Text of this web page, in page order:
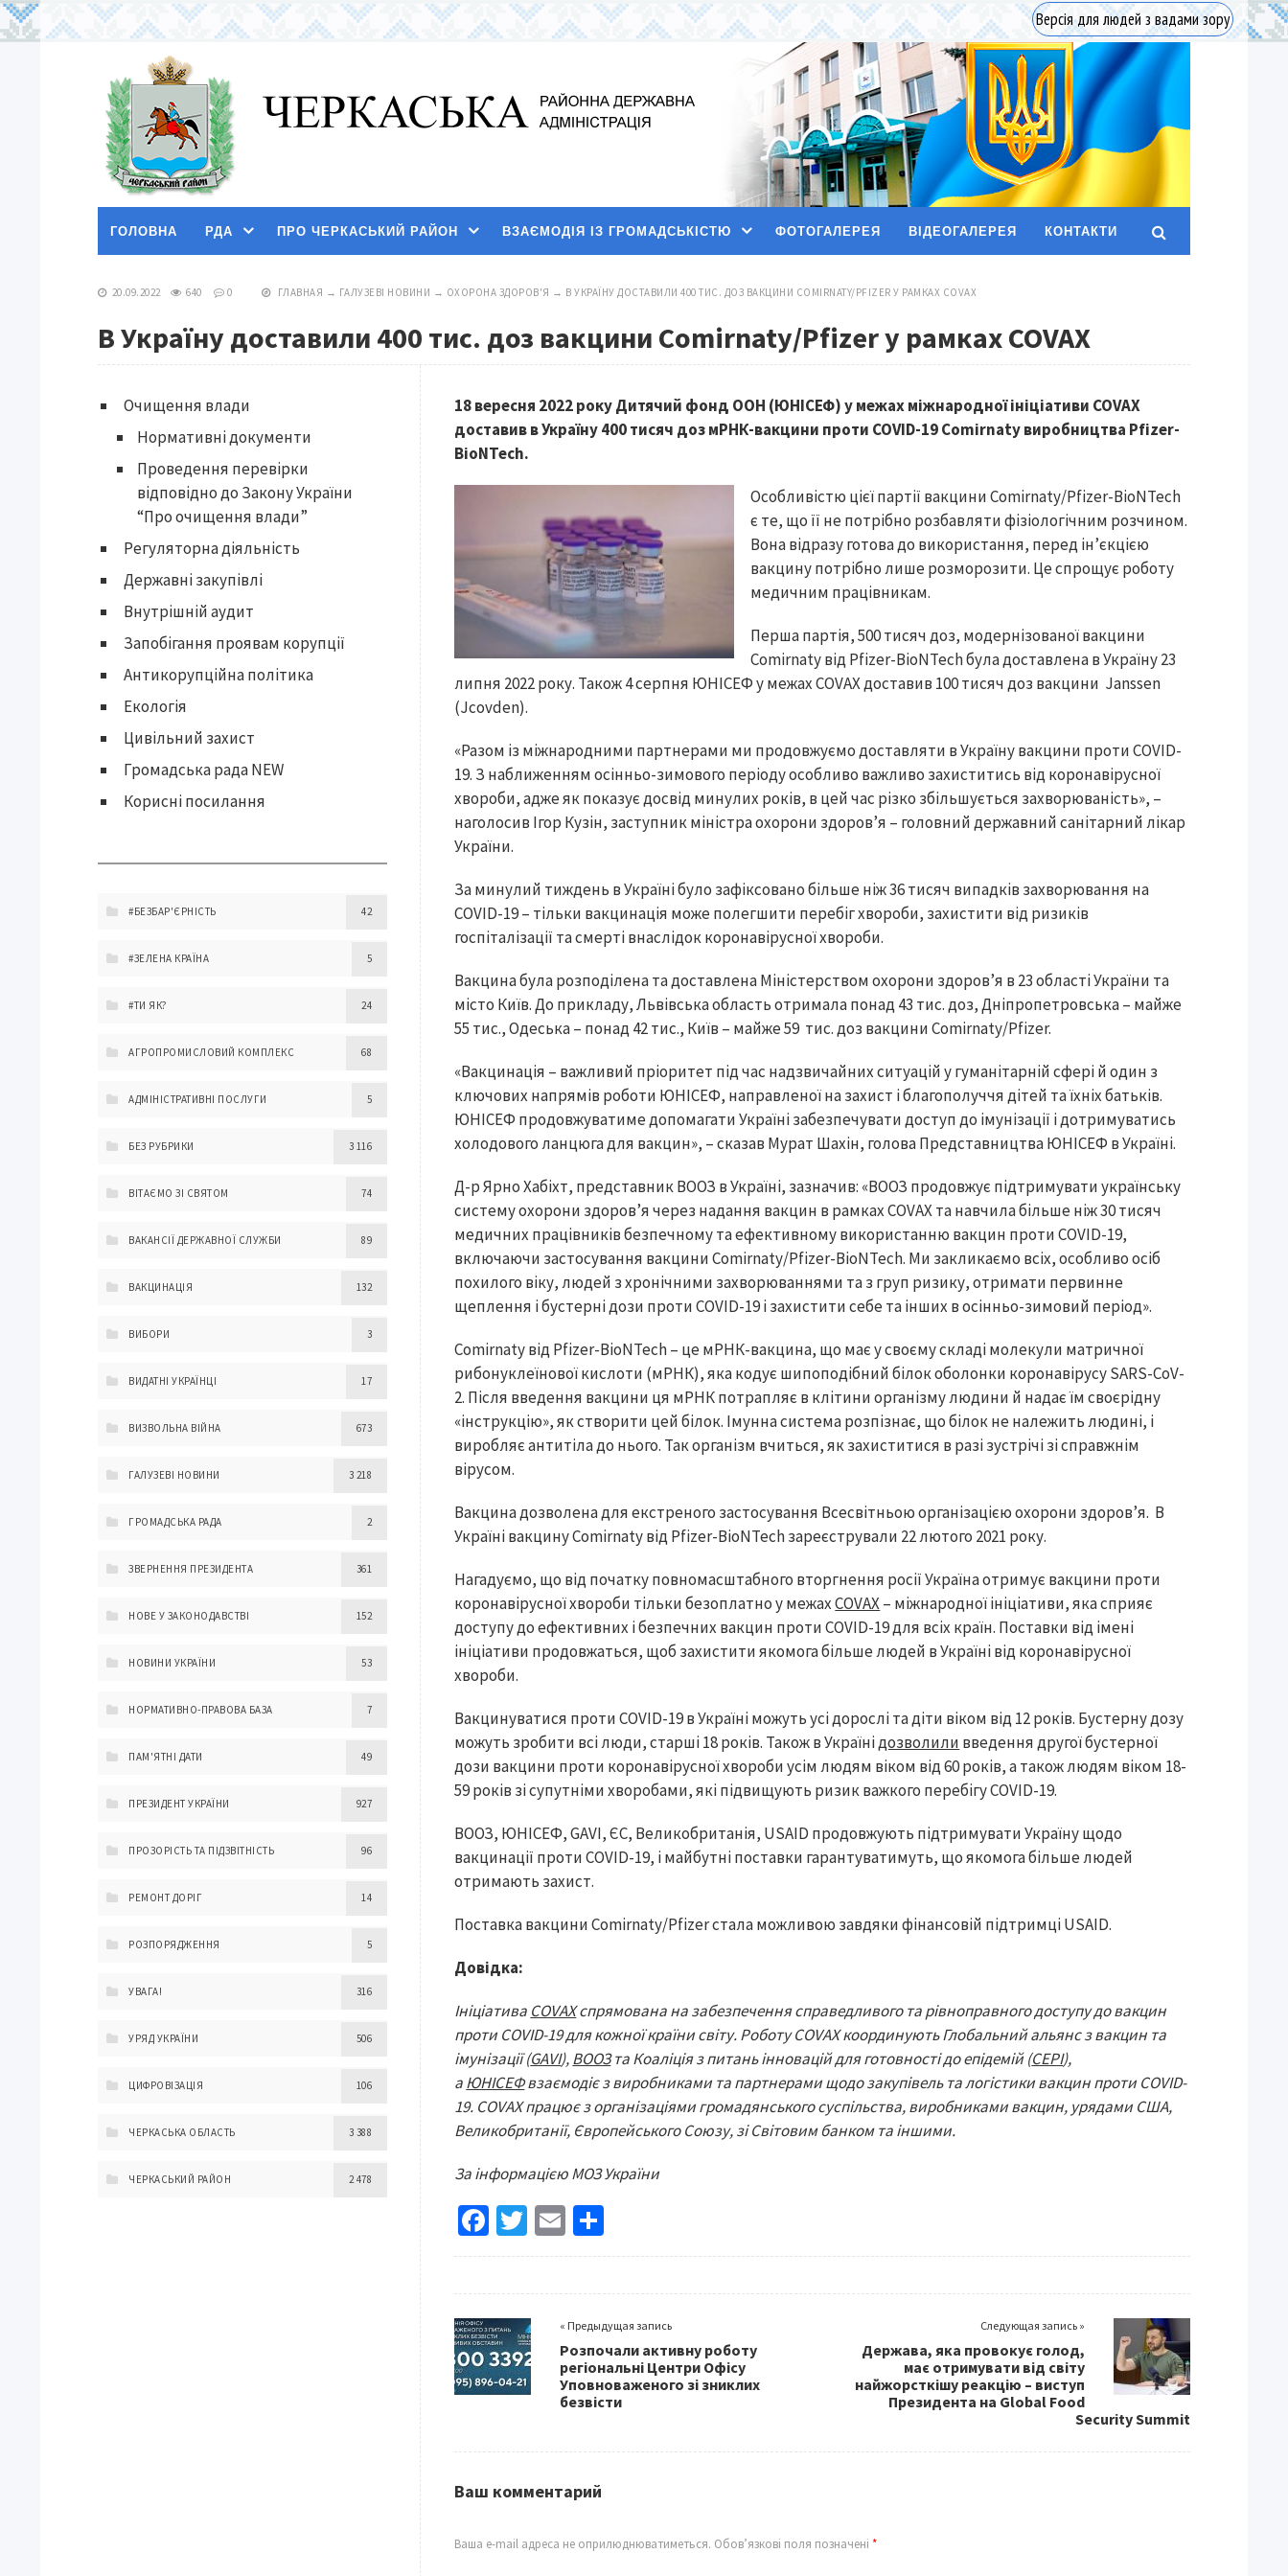
Версія для людей з вадами зору
ГОЛОВНА РДА ПРО ЧЕРКАСЬКИЙ РАЙОН ВЗАЄМОДІЯ ІЗ ГРОМАДСЬКІСТЮ ФОТОГАЛЕРЕЯ ВІДЕОГАЛЕРЕЯ КОНТАКТИ
20.09.2022 640 0 ГЛАВНАЯ → ГАЛУЗЕВІ НОВИНИ → ОХОРОНА ЗДОРОВ'Я → В УКРАЇНУ ДОСТАВИЛИ 400 ТИС. ДОЗ ВАКЦИНИ COMIRNATY/PFIZER У РАМКАХ COVAX
В Україну доставили 400 тис. доз вакцини Comirnaty/Pfizer у рамках COVAX
18 вересня 2022 року Дитячий фонд ООН (ЮНІСЕФ) у межах міжнародної ініціативи COVAX
доставив в Україну 400 тисяч доз мРНК-вакцини проти COVID-19 Comirnaty виробництва Pfizer-
BioNTech.
Особливістю цієї партії вакцини Comirnaty/Pfizer-BioNTech
є те, що її не потрібно розбавляти фізіологічним розчином.
Вона відразу готова до використання, перед ін’єкцією
вакцину потрібно лише розморозити. Це спрощує роботу
медичним працівникам.
Перша партія, 500 тисяч доз, модернізованої вакцини
Comirnaty від Pfizer-BioNTech була доставлена в Україну 23
липня 2022 року. Також 4 серпня ЮНІСЕФ у межах COVAX доставив 100 тисяч доз вакцини Janssen
(Jcovden).
«Разом із міжнародними партнерами ми продовжуємо доставляти в Україну вакцини проти COVID-
19. З наближенням осінньо-зимового періоду особливо важливо захиститись від коронавірусної
хвороби, адже як показує досвід минулих років, в цей час різко збільшується захворюваність», –
наголосив Ігор Кузін, заступник міністра охорони здоров’я – головний державний санітарний лікар
України.
За минулий тиждень в Україні було зафіксовано більше ніж 36 тисяч випадків захворювання на
COVID-19 – тільки вакцинація може полегшити перебіг хвороби, захистити від ризиків
госпіталізації та смерті внаслідок коронавірусної хвороби.
Вакцина була розподілена та доставлена Міністерством охорони здоров’я в 23 області України та
місто Київ. До прикладу, Львівська область отримала понад 43 тис. доз, Дніпропетровська – майже
55 тис., Одеська – понад 42 тис., Київ – майже 59 тис. доз вакцини Comirnaty/Pfizer.
«Вакцинація – важливий пріоритет під час надзвичайних ситуацій у гуманітарній сфері й один з
ключових напрямів роботи ЮНІСЕФ, направленої на захист і благополуччя дітей та їхніх батьків.
ЮНІСЕФ продовжуватиме допомагати Україні забезпечувати доступ до імунізації і дотримуватись
холодового ланцюга для вакцин», – сказав Мурат Шахін, голова Представництва ЮНІСЕФ в Україні.
Д-р Ярно Хабіхт, представник ВООЗ в Україні, зазначив: «ВООЗ продовжує підтримувати українську
систему охорони здоров’я через надання вакцин в рамках COVAX та навчила більше ніж 30 тисяч
медичних працівників безпечному та ефективному використанню вакцин проти COVID-19,
включаючи застосування вакцини Comirnaty/Pfizer-BioNTech. Ми закликаємо всіх, особливо осіб
похилого віку, людей з хронічними захворюваннями та з груп ризику, отримати первинне
щеплення і бустерні дози проти COVID-19 і захистити себе та інших в осінньо-зимовий період».
Comirnaty від Pfizer-BioNTech – це мРНК-вакцина, що має у своєму складі молекули матричної
рибонуклеїнової кислоти (мРНК), яка кодує шипоподібний білок оболонки коронавірусу SARS-CoV-
2. Після введення вакцини ця мРНК потрапляє в клітини організму людини й надає їм своєрідну
«інструкцію», як створити цей білок. Імунна система розпізнає, що білок не належить людині, і
виробляє антитіла до нього. Так організм вчиться, як захиститися в разі зустрічі зі справжнім
вірусом.
Вакцина дозволена для екстреного застосування Всесвітньою організацією охорони здоров’я. В
Україні вакцину Comirnaty від Pfizer-BioNTech зареєстрували 22 лютого 2021 року.
Нагадуємо, що від початку повномасштабного вторгнення росії Україна отримує вакцини проти
коронавірусної хвороби тільки безоплатно у межахCOVAX– міжнародної ініціативи, яка сприяє
доступу до ефективних і безпечних вакцин проти COVID-19 для всіх країн. Поставки від імені
ініціативи продовжаться, щоб захистити якомога більше людей в Україні від коронавірусної
хвороби.
Вакцинуватися проти COVID-19 в Україні можуть усі дорослі та діти віком від 12 років. Бустерну дозу
можуть зробити всі люди, старші 18 років. Також в Українідозволили введення другої бустерної
дози вакцини проти коронавірусної хвороби усім людям віком від 60 років, а також людям віком 18-
59 років зі супутніми хворобами, які підвищують ризик важкого перебігу COVID-19.
ВООЗ, ЮНІСЕФ, GAVI, ЄС, Великобританія, USAID продовжують підтримувати Україну щодо
вакцинації проти COVID-19, і майбутні поставки гарантуватимуть, що якомога більше людей
отримають захист.
Поставка вакцини Comirnaty/Pfizer стала можливою завдяки фінансовій підтримці USAID.
Довідка:
Ініціатива COVAХспрямована на забезпечення справедливого та рівноправного доступу до вакцин
проти COVID-19 для кожної країни світу. Роботу COVAX координують Глобальний альянс з вакцин та
імунізації (GAVI),ВООЗта Коаліція з питань інновацій для готовності до епідемій (CEPI),
аЮНІСЕФвзаємодіє з виробниками та партнерами щодо закупівель та логістики вакцин проти COVID-
19. COVAX працює з організаціями громадянського суспільства, виробниками вакцин, урядами США,
Великобританії, Європейського Союзу, зі Світовим банком та іншими.
За інформацією МОЗ України
Fa
ce
o
o
k
T
wi
er
E
m
l
h
« Предыдущая запись
Розпочали активну роботу
регіональні Центри Офісу
Уповноваженого зі зниклих
безвісти
Следующая запись »
Держава, яка провокує голод,
має отримувати від світу
найжорсткішу реакцію – виступ
Президента на Global Food
Security Summit
Ваш комментарий
Ваша e-mail адреса не оприлюднюватиметься. Обов’язкові поля позначені*
Очищення влади
Нормативні документи
Проведення перевірки
відповідно до Закону України
“Про очищення влади”
Регуляторна діяльність
Державні закупівлі
Внутрішній аудит
Запобігання проявам корупції
Антикорупційна політика
Екологія
Цивільний захист
Громадська рада NEW
Корисні посилання
#БЕЗБАР'ЄРНІСТЬ 42
#ЗЕЛЕНА КРАЇНА 5
#ТИ ЯК? 24
АГРОПРОМИСЛОВИЙ КОМПЛЕКС 68
АДМІНІСТРАТИВНІ ПОСЛУГИ 5
БЕЗ РУБРИКИ 3 116
ВІТАЄМО ЗІ СВЯТОМ 74
ВАКАНСІЇ ДЕРЖАВНОЇ СЛУЖБИ 89
ВАКЦИНАЦІЯ 132
ВИБОРИ 3
ВИДАТНІ УКРАЇНЦІ 17
ВИЗВОЛЬНА ВІЙНА 673
ГАЛУЗЕВІ НОВИНИ 3 218
ГРОМАДСЬКА РАДА 2
ЗВЕРНЕННЯ ПРЕЗИДЕНТА 361
НОВЕ У ЗАКОНОДАВСТВІ 152
НОВИНИ УКРАЇНИ 53
НОРМАТИВНО-ПРАВОВА БАЗА 7
ПАМ'ЯТНІ ДАТИ 49
ПРЕЗИДЕНТ УКРАЇНИ 927
ПРОЗОРІСТЬ ТА ПІДЗВІТНІСТЬ 96
РЕМОНТ ДОРІГ 14
РОЗПОРЯДЖЕННЯ 5
УВАГА! 316
УРЯД УКРАЇНИ 506
ЦИФРОВІЗАЦІЯ 106
ЧЕРКАСЬКА ОБЛАСТЬ 3 388
ЧЕРКАСЬКИЙ РАЙОН 2 478